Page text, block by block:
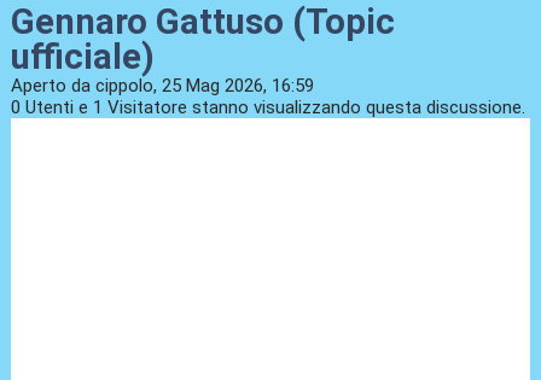
Gennaro Gattuso (Topic
ufficiale)
Aperto da cippolo, 25 Mag 2026, 16:59
0 Utenti e 1 Visitatore stanno visualizzando questa discussione.